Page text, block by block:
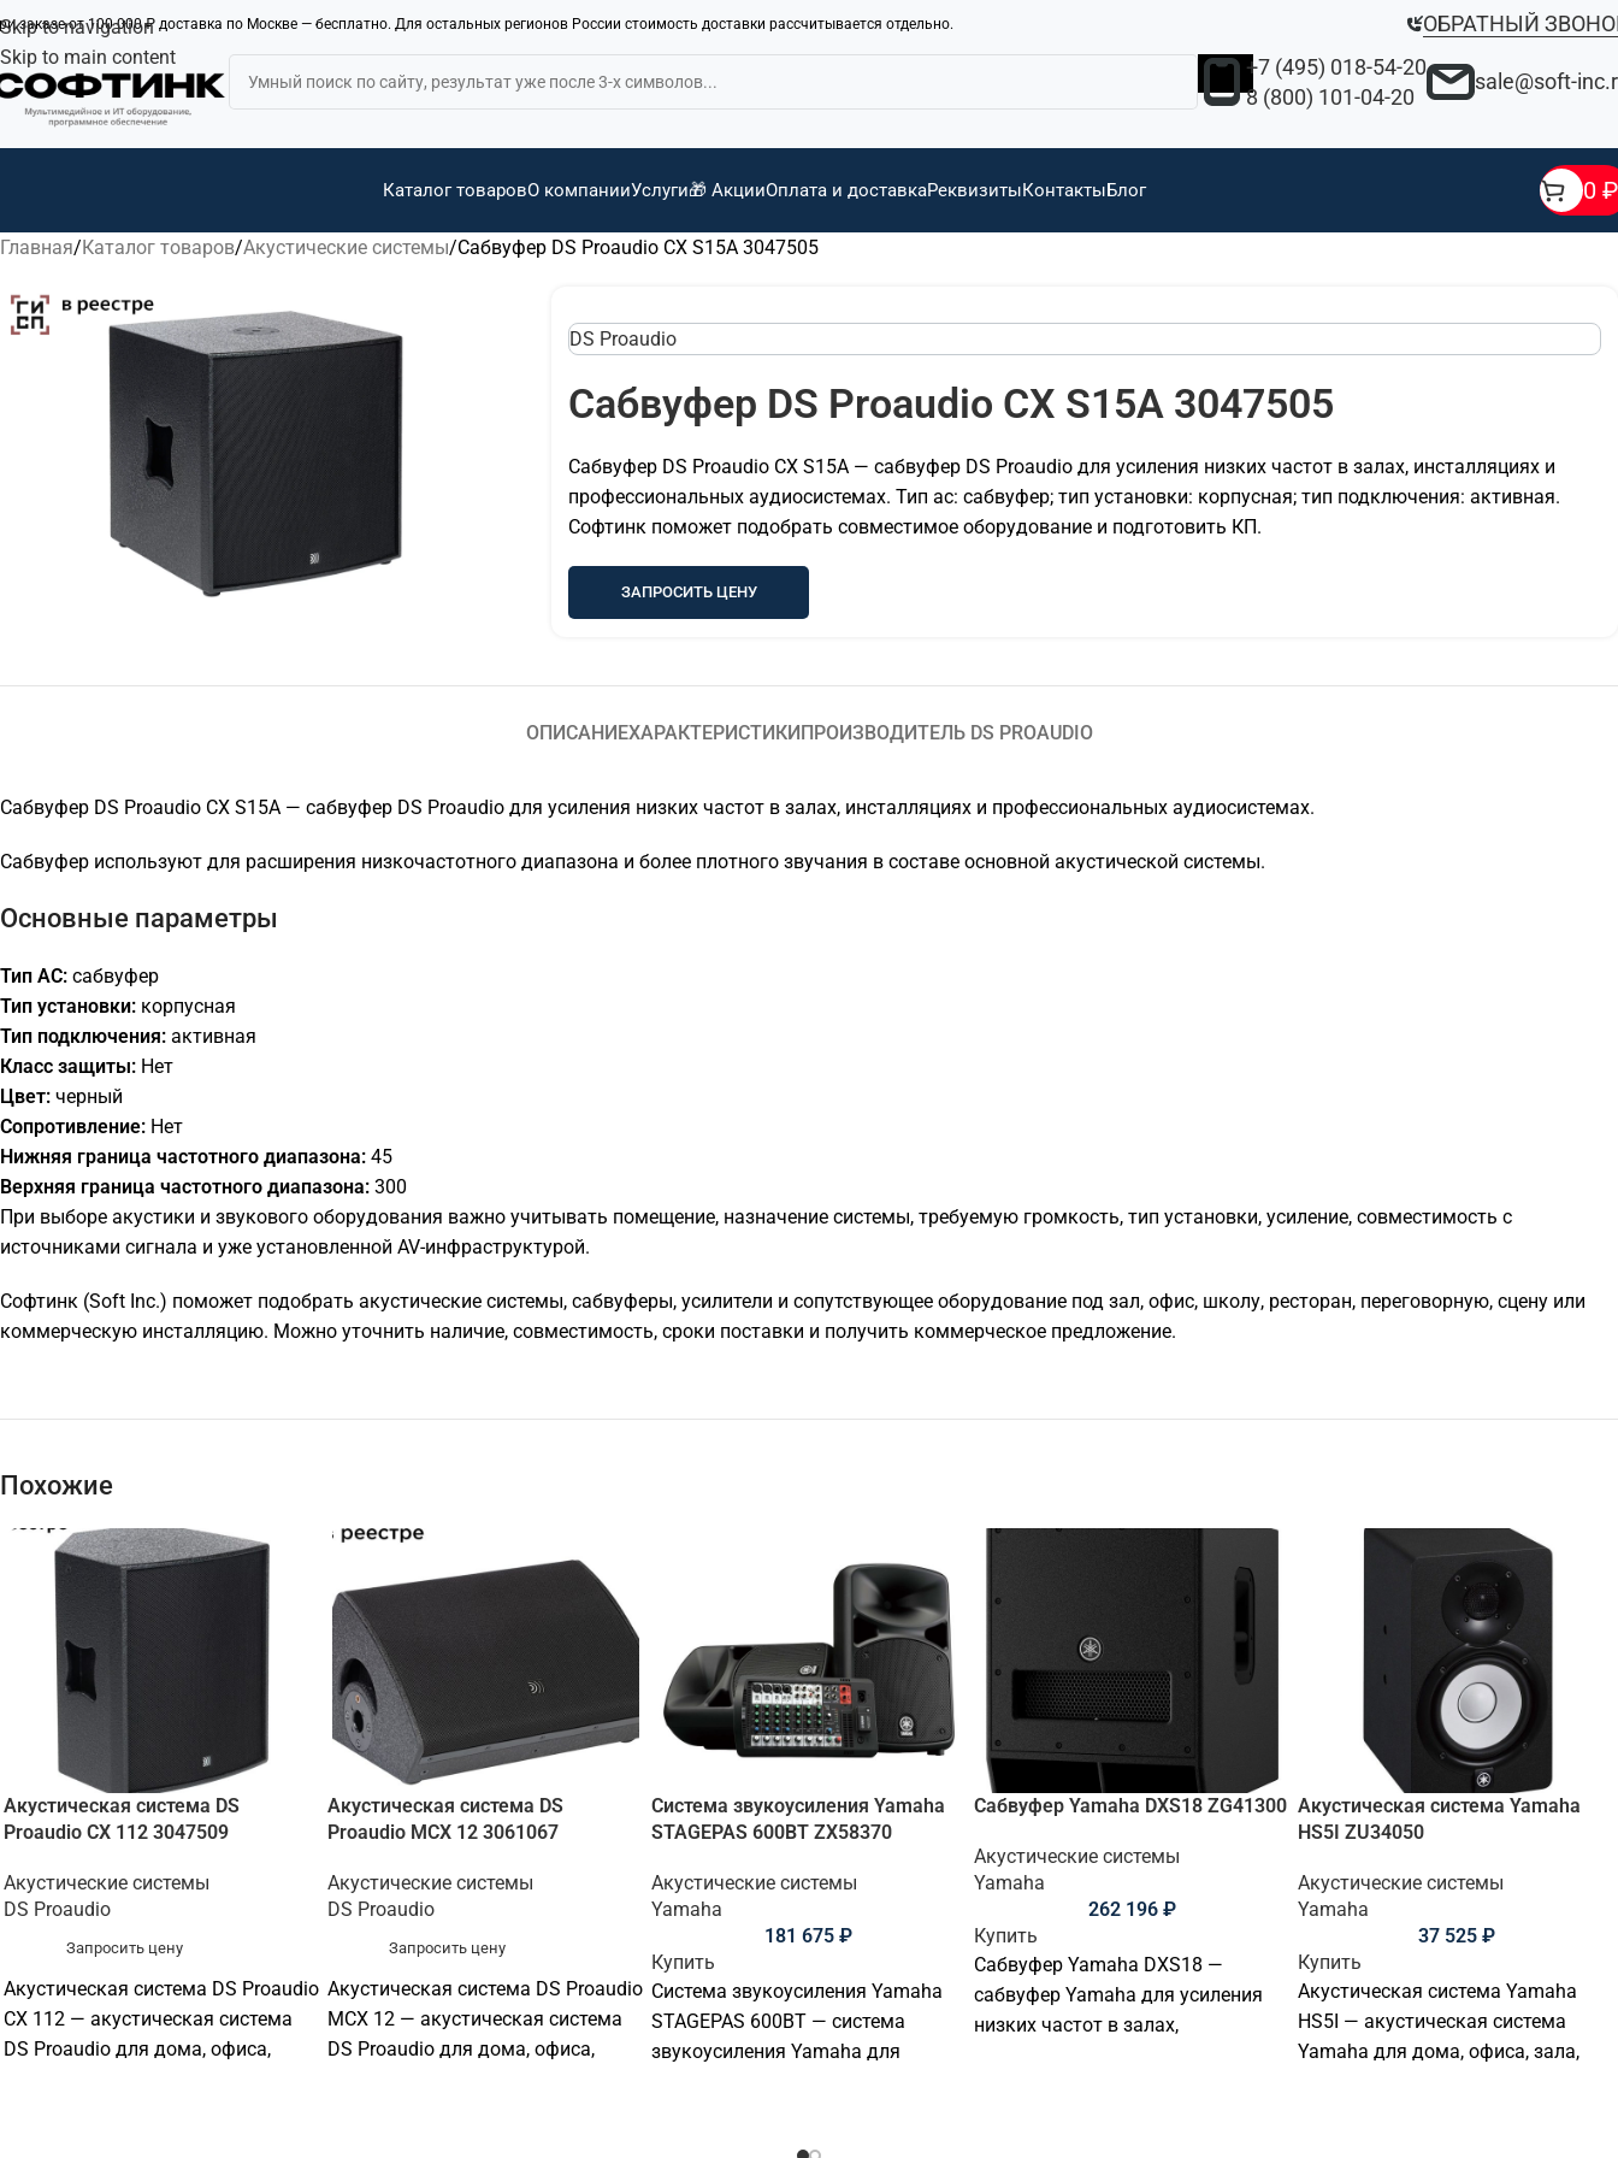
Skip to navigation
Skip to main content
заказе от 100 000 ₽ доставка по Москве — бесплатно. Для остальных регионов России стоимость доставки рассчитывается отдельно.
ОБРАТНЫЙ
+7 (495) 018-54-20
8 (800) 101-04-20
sale@soft-
Каталог товаровО компанииУслуги🎁 АкцииОплата и доставкаРеквизитыКонтактыБлог 0 ₽
Главная Каталог товаров Акустические системы Сабвуфер DS Proaudio CX S15A 3047505
DS Proaudio
Сабвуфер DS Proaudio CX S15A 3047505
Сабвуфер DS Proaudio CX S15A — сабвуфер DS Proaudio для усиления низких частот в залах, инсталляциях и
профессиональных аудиосистемах. Тип ас: сабвуфер; тип установки: корпусная; тип подключения: активная.
Софтинк поможет подобрать совместимое оборудование и подготовить КП.
ЗАПРОСИТЬ ЦЕНУ
ОПИСАНИЕХАРАКТЕРИСТИКИПРОИЗВОДИТЕЛЬ DS PROAUDIO
Сабвуфер DS Proaudio CX S15A — сабвуфер DS Proaudio для усиления низких частот в залах, инсталляциях и профессиональных аудиосистемах.
Сабвуфер используют для расширения низкочастотного диапазона и более плотного звучания в составе основной акустической системы.
Основные параметры
Тип АС: сабвуфер
Тип установки: корпусная
Тип подключения: активная
Класс защиты: Нет
Цвет: черный
Сопротивление: Нет
Нижняя граница частотного диапазона: 45
Верхняя граница частотного диапазона: 300
При выборе акустики и звукового оборудования важно учитывать помещение, назначение системы, требуемую громкость, тип установки, усиление, совместимость с
источниками сигнала и уже установленной AV-инфраструктурой.
Софтинк (Soft Inc.) поможет подобрать акустические системы, сабвуферы, усилители и сопутствующее оборудование под зал, офис, школу, ресторан, переговорную, сцену или
коммерческую инсталляцию. Можно уточнить наличие, совместимость, сроки поставки и получить коммерческое предложение.
Похожие
Акустическая система DS
Proaudio CX 112 3047509
Акустические системы
DS Proaudio
Запросить цену
Акустическая система DS Proaudio
CX 112 — акустическая система
DS Proaudio для дома, офиса,
Акустическая система DS
Proaudio MCX 12 3061067
Акустические системы
DS Proaudio
Запросить цену
Акустическая система DS Proaudio
MCX 12 — акустическая система
DS Proaudio для дома, офиса,
Система звукоусиления Yamaha
STAGEPAS 600BT ZX58370
Акустические системы
Yamaha
181 675₽
Купить
Система звукоусиления Yamaha
STAGEPAS 600BT — система
звукоусиления Yamaha для
Сабвуфер Yamaha DXS18 ZG41300
Акустические системы
Yamaha
262 196₽
Купить
Сабвуфер Yamaha DXS18 —
сабвуфер Yamaha для усиления
низких частот в залах,
Акустическая система Yamaha
HS5I ZU34050
Акустические системы
Yamaha
37 525 ₽
Купить
Акустическая система Yamaha
HS5I — акустическая система
Yamaha для дома, офиса, зала,